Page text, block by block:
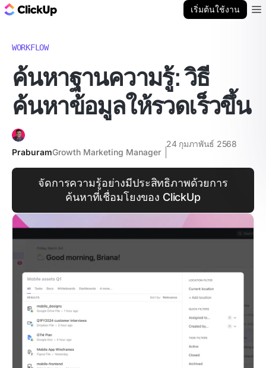
เริ่มต้นใช้งาน
WORKFLOW
ค้นหาฐานความรู้: วิธี
ค้นหาข้อมูลให้รวดเร็วขึ้น
PraburamGrowth Marketing Manager
24 กุมภาพันธ์ 2568
จัดการความรู้อย่างมีประสิทธิภาพด้วยการ
ค้นหาที่เชื่อมโยงของ ClickUp